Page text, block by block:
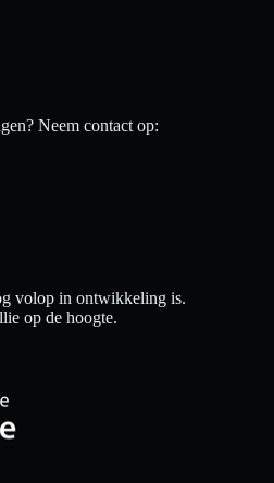
Neem contact op:
volop in ontwikkeling is.
op de hoogte.